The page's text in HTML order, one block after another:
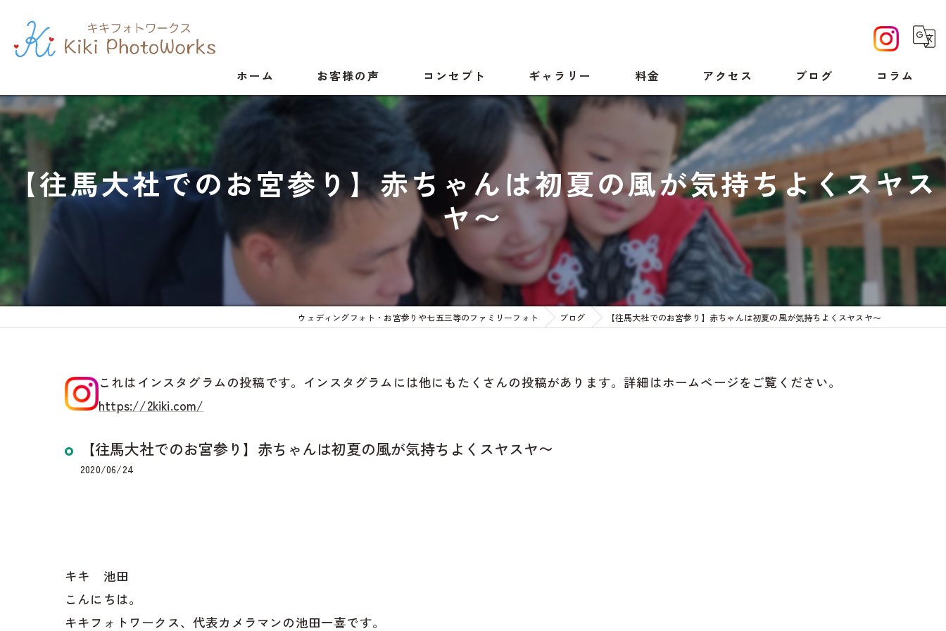
ホーム お客様の声 コンセプト ギャラリー 料金 アクセス ブログ コラム
【往馬大社でのお宮参り】赤ちゃんは初夏の風が気持ちよくスヤス
ヤ〜
ウェディングフォト・お宮参りや七五三等のファミリーフォト ブログ 【往馬大社でのお宮参り】赤ちゃんは初夏の風が気持ちよくスヤスヤ〜
【往馬大社でのお宮参り】赤ちゃんは初夏の風が気持ちよくスヤスヤ〜
2020/06/24
キキ 池田
こんにちは。
キキフォトワークス、代表カメラマンの池田一喜です。
これはインスタグラムの投稿です。インスタグラムには他にもたくさんの投稿があります。詳細はホームページをご覧ください。
https://2kiki.com/